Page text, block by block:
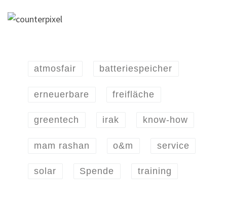
atmosfair batteriespeicher
erneuerbare freifläche
greentech irak know-how
mam rashan o&m service
solar Spende training